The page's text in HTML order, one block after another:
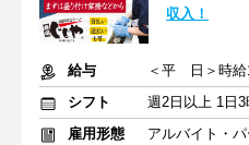
収入！
給与
シフト
雇用形態
アルバイト・パ